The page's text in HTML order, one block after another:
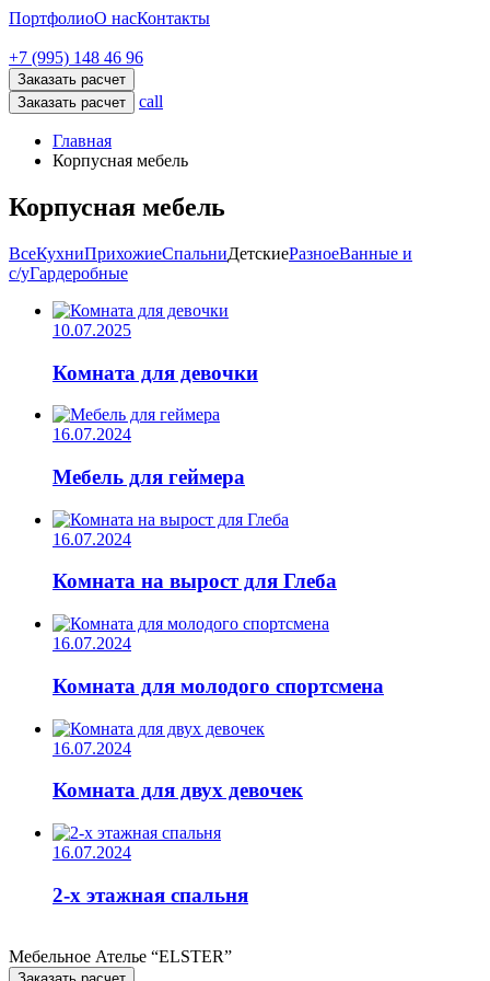
ПортфолиоО насКонтакты
+7 (995) 148 46 96
Заказать расчет
Заказать расчет
call
Главная
Корпусная мебель
Корпусная мебель
ВсеКухниПрихожиеСпальниДетскиеРазноеВанные и
с/yГардеробные
10.07.2025
Комната для девочки
16.07.2024
Мебель для геймера
16.07.2024
Комната на вырост для Глеба
16.07.2024
Комната для молодого спортсмена
16.07.2024
Комната для двух девочек
16.07.2024
2-х этажная спальня
Мебельное Ателье “ELSTER”